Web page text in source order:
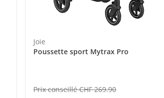
Joie
Poussette sport Mytrax Pro
Prix conseillé CHF 269.90